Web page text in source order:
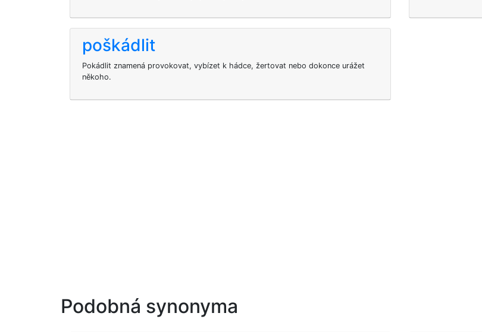
poškádlit
Pokádlit znamená provokovat, vybízet k hádce, žertovat nebo dokonce urážet
někoho.
Podobná synonyma